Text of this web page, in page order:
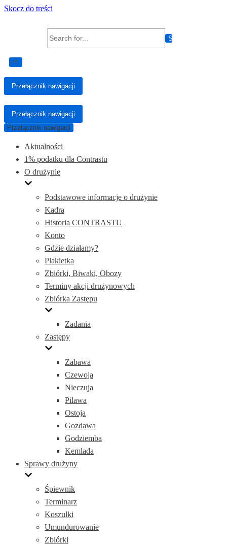
Skocz do treści
Przełącznik nawigacji
Przełącznik nawigacji
Przełącznik nawigacji
Aktualności
1% podatku dla Contrastu
O drużynie
Podstawowe informacje o drużynie
Kadra
Historia CONTRASTU
Konto
Gdzie działamy?
Plakietka
Zbiórki, Biwaki, Obozy
Terminy akcji drużynowych
Zbiórka Zastępu
Zadania
Zastępy
Zabawa
Czewoja
Nieczuja
Pilawa
Ostoja
Gozdawa
Godziemba
Kemlada
Sprawy drużyny
Śpiewnik
Terminarz
Koszulki
Umundurowanie
Zbiórki